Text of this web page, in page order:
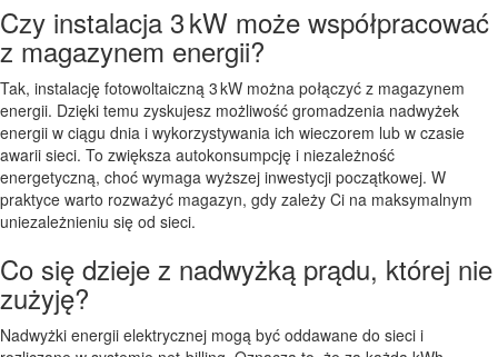
Czy instalacja 3 kW może współpracować
z magazynem energii?
Tak, instalację fotowoltaiczną 3 kW można połączyć z magazynem
energii. Dzięki temu zyskujesz możliwość gromadzenia nadwyżek
energii w ciągu dnia i wykorzystywania ich wieczorem lub w czasie
awarii sieci. To zwiększa autokonsumpcję i niezależność
energetyczną, choć wymaga wyższej inwestycji początkowej. W
praktyce warto rozważyć magazyn, gdy zależy Ci na maksymalnym
uniezależnieniu się od sieci.
Co się dzieje z nadwyżką prądu, której nie
zużyję?
Nadwyżki energii elektrycznej mogą być oddawane do sieci i